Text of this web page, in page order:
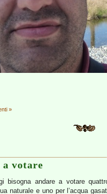
»
votare
bisogna andare a votare
naturale e uno per l’acqua